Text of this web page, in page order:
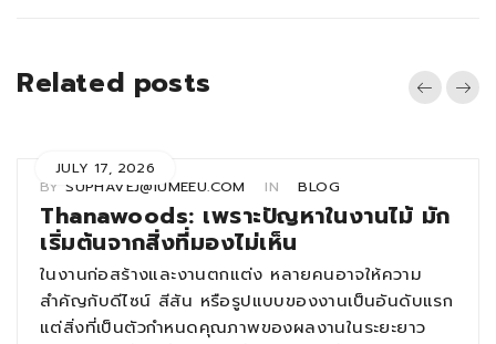
Related posts
JULY 17, 2026
BY SUPHAVEJ@IUMEEU.COM IN BLOG
Thanawoods: เพราะปัญหาในงานไม้ มัก
เริ่มต้นจากสิ่งที่มองไม่เห็น
ในงานก่อสร้างและงานตกแต่ง หลายคนอาจให้ความ
สำคัญกับดีไซน์ สีสัน หรือรูปแบบของงานเป็นอันดับแรก
แต่สิ่งที่เป็นตัวกำหนดคุณภาพของผลงานในระยะยาว